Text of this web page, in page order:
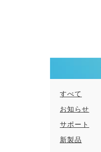
すべて
お知らせ
サポート
新製品